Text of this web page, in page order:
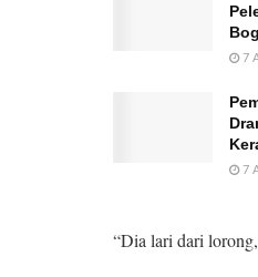
7
7
“Dia lari dari